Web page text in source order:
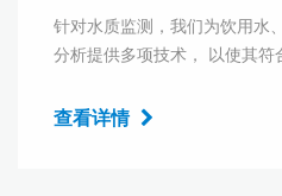
针对水质监测，我们为饮用水
分析提供多项技术， 以使其符
查看详情